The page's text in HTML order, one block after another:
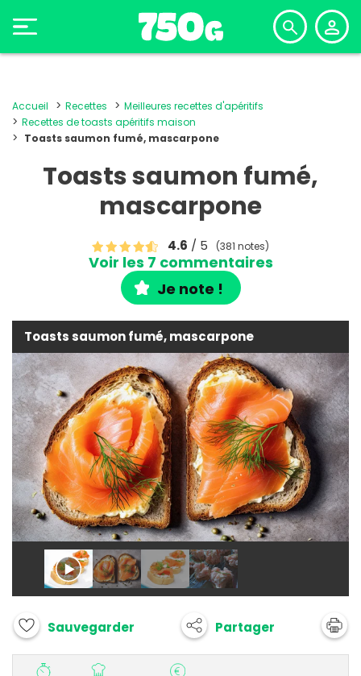
Accueil Recettes
Meilleures recettes d'apéritifs
Recettes de toasts apéritifs maison
Toasts saumon fumé, mascarpone
Toasts saumon fumé,
mascarpone
4.6 / 5 (381 notes)
Voir les 7 commentaires
Je note !
Toasts saumon fumé, mascarpone
Sauvegarder Partager